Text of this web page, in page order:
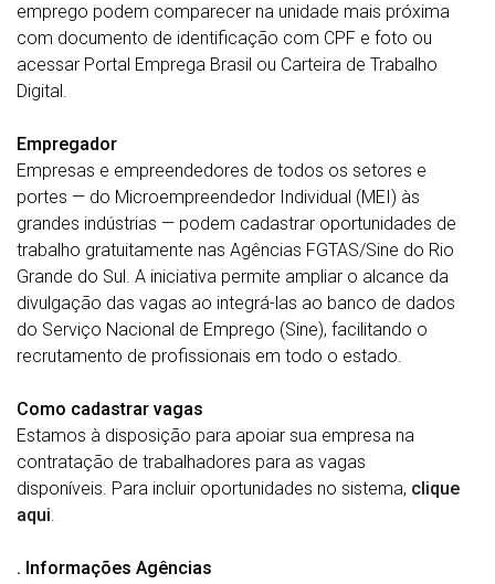
emprego podem comparecer na unidade mais próxima
com documento de identificação com CPF e foto ou
acessar Portal Emprega Brasil ou Carteira de Trabalho
Digital.
Empregador
Empresas e empreendedores de todos os setores e
portes — do Microempreendedor Individual (MEI) às
grandes indústrias — podem cadastrar oportunidades de
trabalho gratuitamente nas Agências FGTAS/Sine do Rio
Grande do Sul. A iniciativa permite ampliar o alcance da
divulgação das vagas ao integrá-las ao banco de dados
do Serviço Nacional de Emprego (Sine), facilitando o
recrutamento de profissionais em todo o estado.
Como cadastrar vagas
Estamos à disposição para apoiar sua empresa na
contratação de trabalhadores para as vagas
disponíveis. Para incluir oportunidades no sistema, clique
aqui.
. Informações Agências